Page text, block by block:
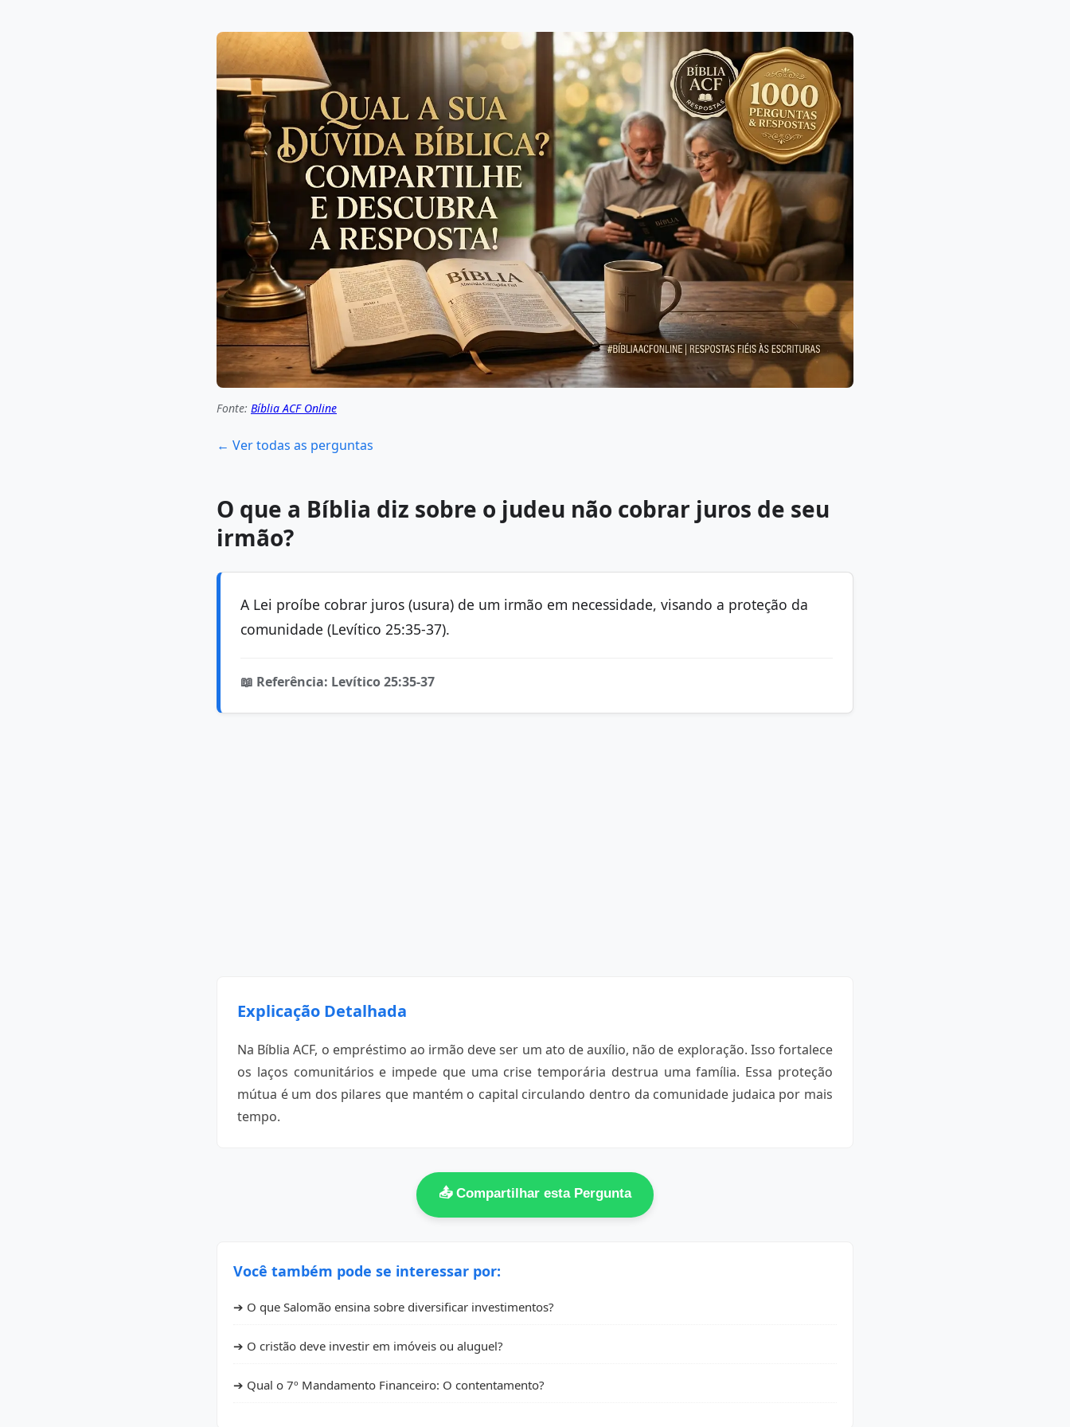
Fonte: Bíblia ACF Online
← Ver todas as perguntas
O que a Bíblia diz sobre o judeu não cobrar juros de seu
irmão?
A Lei proíbe cobrar juros (usura) de um irmão em necessidade, visando a proteção da
comunidade (Levítico 25:35-37).
📖 Referência: Levítico 25:35-37
Explicação Detalhada
Na Bíblia ACF, o empréstimo ao irmão deve ser um ato de auxílio, não de exploração. Isso fortalece
os laços comunitários e impede que uma crise temporária destrua uma família. Essa proteção
mútua é um dos pilares que mantém o capital circulando dentro da comunidade judaica por mais
tempo.
📤 Compartilhar esta Pergunta
Você também pode se interessar por:
➔ O que Salomão ensina sobre diversificar investimentos?
➔ O cristão deve investir em imóveis ou aluguel?
➔ Qual o 7º Mandamento Financeiro: O contentamento?